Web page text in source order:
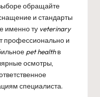
обращайте
и стандарты
именно ту veterinary
профессионально и
pet healthв
осмотры,
специалиста.